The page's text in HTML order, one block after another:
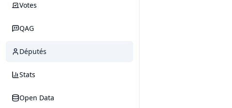
Votes
QAG
Députés
Stats
Open Data